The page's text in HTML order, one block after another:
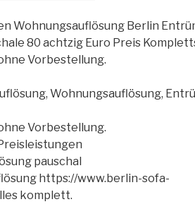
Wohnungsauflösung Berlin
80 achtzig Euro Preis
Vorbestellung.
Wohnungsauflösung,
Vorbestellung.
pauschal
https://www.berlin-sofa-
komplett.